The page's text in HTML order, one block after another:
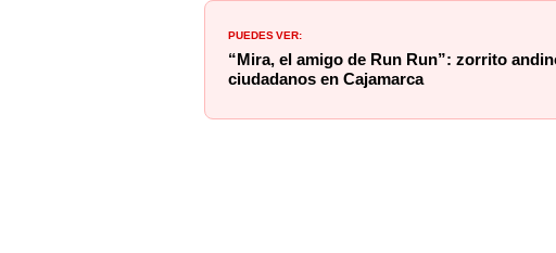
PUEDES VER:
“Mira, el amigo de Run Run”: zorrito
ciudadanos en Cajamarca